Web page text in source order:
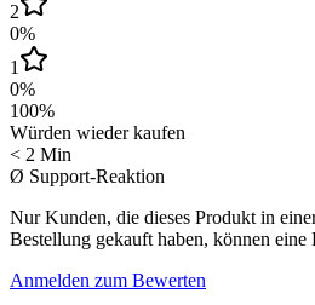
2
0%
1
0%
100%
Würden wieder kaufen
< 2 Min
Ø Support-Reaktion
Nur Kunden, die dieses Produkt in
Bestellung gekauft haben, können eine
Anmelden zum Bewerten